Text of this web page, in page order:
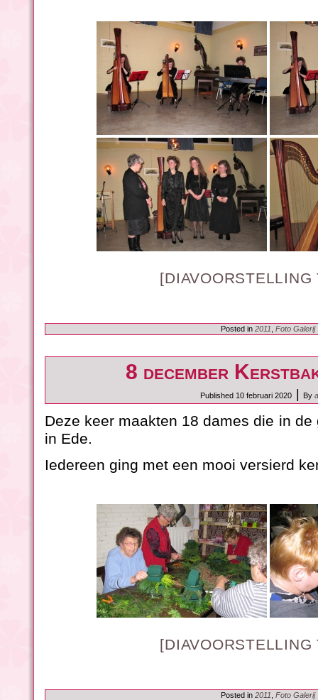
[DIAVOORSTELLING
Posted in 2011 Foto Galerij
8 december
Published 10 februari 2020 By
Deze keer maakten 18 dames die in
in Ede.
Iedereen ging met een mooi versierd
[DIAVOORSTELLING
Posted in 2011 Foto Galerij